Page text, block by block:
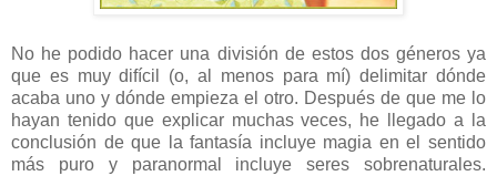
No he podido hacer una división de estos dos géneros ya
que es muy difícil (o, al menos para mí) delimitar dónde
acaba uno y dónde empieza el otro. Después de que me lo
hayan tenido que explicar muchas veces, he llegado a la
conclusión de que la fantasía incluye magia en el sentido
más puro y paranormal incluye seres sobrenaturales.